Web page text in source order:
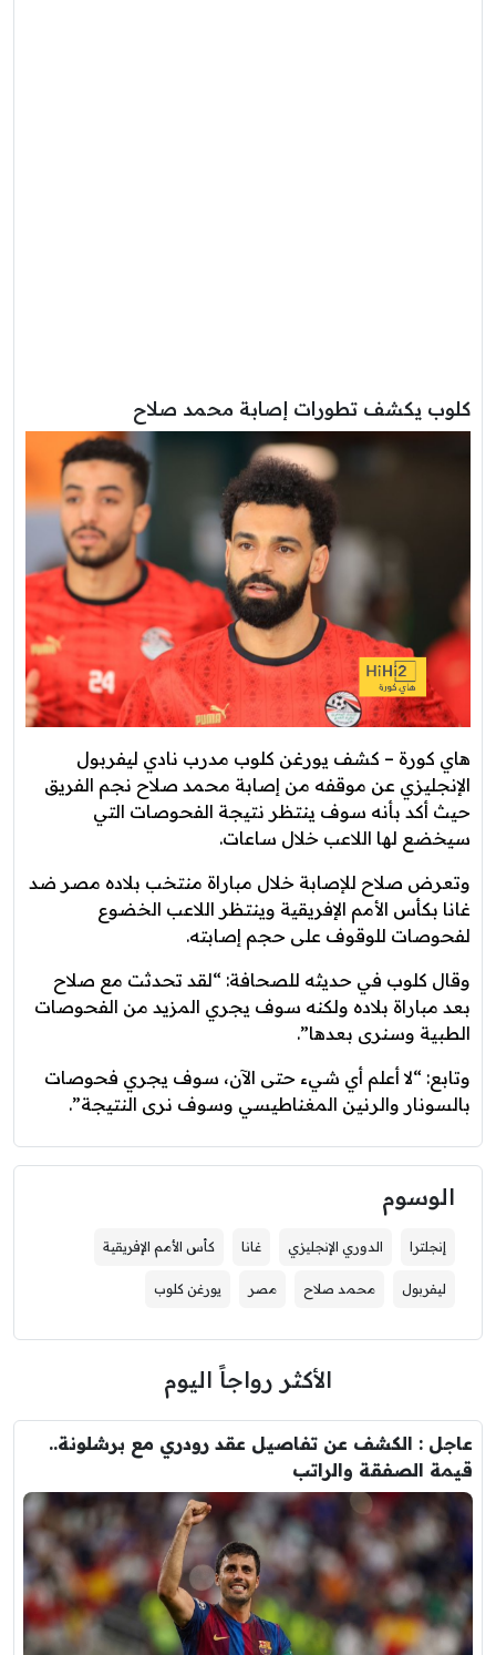
كلوب يكشف تطورات إصابة محمد صلاح
هاي كورة – كشف يورغن كلوب مدرب نادي ليفربول
الإنجليزي عن موقفه من إصابة محمد صلاح نجم الفريق
حيث أكد بأنه سوف ينتظر نتيجة الفحوصات التي
سيخضع لها اللاعب خلال ساعات.
وتعرض صلاح للإصابة خلال مباراة منتخب بلاده مصر ضد
غانا بكأس الأمم الإفريقية وينتظر اللاعب الخضوع
لفحوصات للوقوف على حجم إصابته.
وقال كلوب في حديثه للصحافة: “لقد تحدثت مع صلاح
بعد مباراة بلاده ولكنه سوف يجري المزيد من الفحوصات
الطبية وسنرى بعدها”.
وتابع: “لا أعلم أي شيء حتى الآن، سوف يجري فحوصات
بالسونار والرنين المغناطيسي وسوف نرى النتيجة”.
الوسوم
إنجلترا الدوري الإنجليزي غانا كأس الأمم الإفريقية
ليفربول محمد صلاح مصر يورغن كلوب
الأكثر رواجاً اليوم
عاجل : الكشف عن تفاصيل عقد رودري مع برشلونة..
قيمة الصفقة والراتب